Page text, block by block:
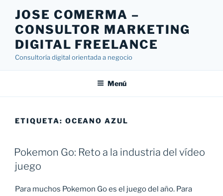
contenido
JOSE COMERMA –
CONSULTOR MARKETING
DIGITAL FREELANCE
Consultoría digital orientada a negocio
Menú
ETIQUETA: OCEANO AZUL
Pokemon Go: Reto a la industria del vídeo
juego
Para muchos Pokemon Go es el juego del año. Para